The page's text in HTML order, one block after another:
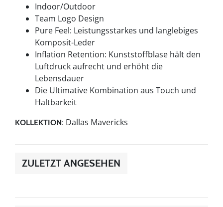
Indoor/Outdoor
Team Logo Design
Pure Feel: Leistungsstarkes und langlebiges
Komposit-Leder
Inflation Retention: Kunststoffblase hält den
Luftdruck aufrecht und erhöht die
Lebensdauer
Die Ultimative Kombination aus Touch und
Haltbarkeit
KOLLEKTION: Dallas Mavericks
ZULETZT ANGESEHEN